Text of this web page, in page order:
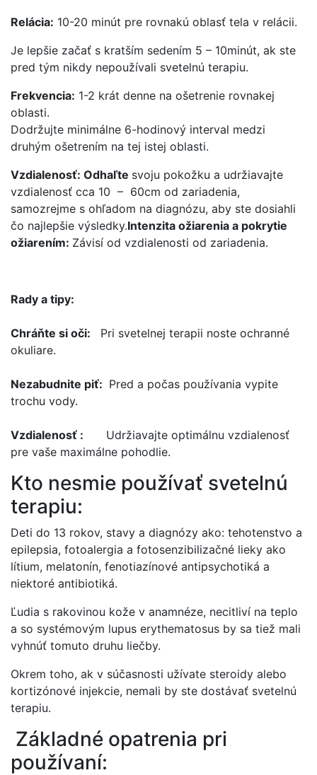
Relácia: 10-20 minút pre rovnakú oblasť tela v relácii.
Je lepšie začať s kratším sedením 5 – 10minút, ak ste
pred tým nikdy nepoužívali svetelnú terapiu.
Frekvencia: 1-2 krát denne na ošetrenie rovnakej
oblasti.
Dodržujte minimálne 6-hodinový interval medzi
druhým ošetrením na tej istej oblasti.
Vzdialenosť: Odhaľte svoju pokožku a udržiavajte
vzdialenosť cca 10 – 60cm od zariadenia,
samozrejme s ohľadom na diagnózu, aby ste dosiahli
čo najlepšie výsledky.Intenzita ožiarenia a pokrytie
ožiarením: Závisí od vzdialenosti od zariadenia.
Rady a tipy:
Chráňte si oči:
Pri svetelnej terapii noste ochranné
okuliare.
Nezabudnite piť: Pred a počas používania vypite
trochu vody.
Vzdialenosť : Udržiavajte optimálnu vzdialenosť
pre vaše maximálne pohodlie.
Kto nesmie používať svetelnú
terapiu:
Deti do 13 rokov, stavy a diagnózy ako: tehotenstvo a
epilepsia, fotoalergia a fotosenzibilizačné lieky ako
lítium, melatonín, fenotiazínové antipsychotiká a
niektoré antibiotiká.
Ľudia s rakovinou kože v anamnéze, necitliví na teplo
a so systémovým lupus erythematosus by sa tiež mali
vyhnúť tomuto druhu liečby.
Okrem toho, ak v súčasnosti užívate steroidy alebo
kortizónové injekcie, nemali by ste dostávať svetelnú
terapiu.
Základné opatrenia pri
používaní: